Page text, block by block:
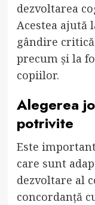
dezvoltarea
Acestea ajută
gândire
precum și la
copiilor.
Alegerea
potrivite
Este
care sunt
dezvoltare al
concordanță